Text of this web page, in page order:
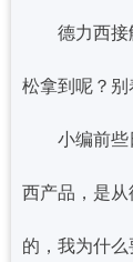
德力西
松拿到呢？别
小编前
西产品，是
的，我为什